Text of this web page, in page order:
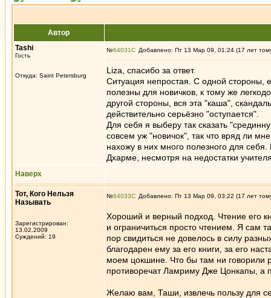
Автор
Tashi
Гость
Откуда: Saint Petersburg
№64031 Добавлено: Пт 13 Мар 09, 01:24 (17 лет
Liza, спасибо за ответ.
Ситуация непростая. С одной стороны,
полезны для новичков, к тому же
другой стороны, вся эта "каша",
действительно серьёзно "оступается".
Для себя я выберу так сказать
совсем уж "новичок", так что вряд ли
нахожу в них много полезного для
Дхарме, несмотря на недостатки
Наверх
Тот, Кого Нельзя
Называть
Зарегистрирован:
13.02.2009
Суждений: 19
№64033 Добавлено: Пт 13 Мар 09, 03:22 (17 лет
Хороший и верный подход. Чтение его
и ограничиться просто чтением. Я сам
пор свидиться не довелось в силу
благодарен ему за его книги, за его
моем цокшине. Что бы там ни говорили
противоречат Ламриму Дже Цонкапы, а
Желаю вам, Таши, извлечь пользу для